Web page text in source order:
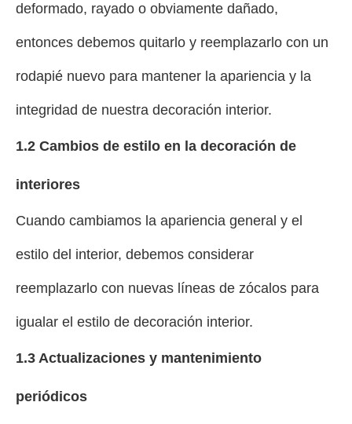
deformado, rayado o obviamente dañado,
entonces debemos quitarlo y reemplazarlo con un
rodapié nuevo para mantener la apariencia y la
integridad de nuestra decoración interior.
1.2 Cambios de estilo en la decoración de
interiores
Cuando cambiamos la apariencia general y el
estilo del interior, debemos considerar
reemplazarlo con nuevas líneas de zócalos para
igualar el estilo de decoración interior.
1.3 Actualizaciones y mantenimiento
periódicos